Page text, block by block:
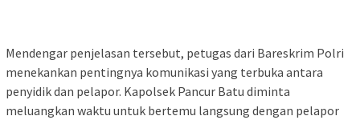
Mendengar penjelasan tersebut, petugas dari Bareskrim Polri
menekankan pentingnya komunikasi yang terbuka antara
penyidik dan pelapor. Kapolsek Pancur Batu diminta
meluangkan waktu untuk bertemu langsung dengan pelapor